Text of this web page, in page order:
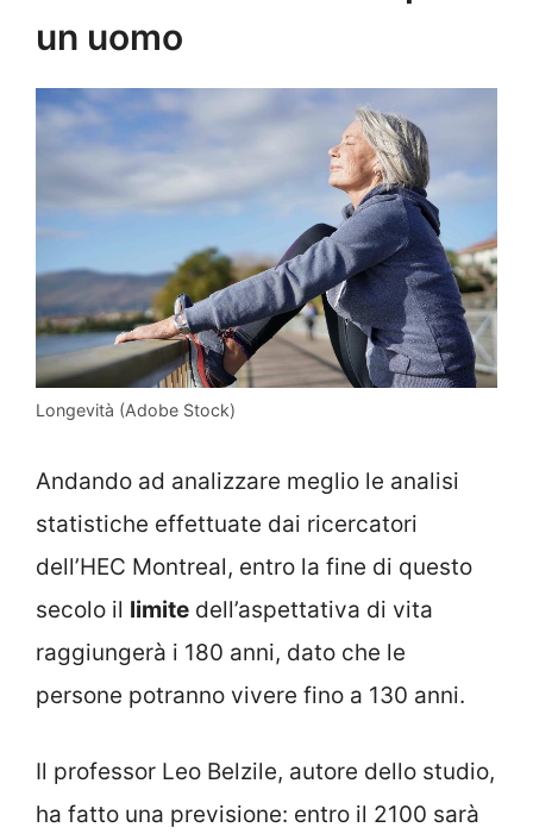
un uomo
Longevità (Adobe Stock)
Andando ad analizzare meglio le analisi
statistiche effettuate dai ricercatori
dell’HEC Montreal, entro la fine di questo
secolo il limite dell’aspettativa di vita
raggiungerà i 180 anni, dato che le
persone potranno vivere fino a 130 anni.
Il professor Leo Belzile, autore dello studio,
ha fatto una previsione: entro il 2100 sarà